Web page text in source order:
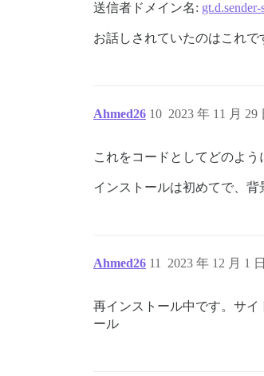
送信者ドメイン名:
お話しされていたのはこれで
Ahmed26 2023 年 11 月 29
10
これをコードとしてどのよ
インストールは初めてで、背
Ahmed26 2023 年 12 月 1
11
再インストール中です。サイ
ール